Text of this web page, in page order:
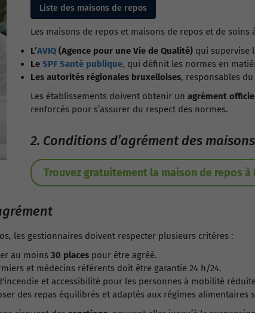
Liste des maisons de repos
Les maisons de repos et maisons de repos et de soins
L’AVIQ (Agence pour une Vie de Qualité) qui supervise
Le SPF Santé publique, qui définit les normes en
Les autorités régionales bruxelloises, responsables
Les établissements doivent obtenir un agrément
renforcés pour s’assurer du respect des normes.
2. Conditions d’agrément des
Trouvez gratuitement la maison de repos à
les gestionnaires doivent respecter plusieurs critères :
au moins 30 places pour être agréé.
et médecins référents doit être garantie 24 h/24.
et accessibilité pour les personnes à mobilité
des repas équilibrés et adaptés aux régimes alimentaires